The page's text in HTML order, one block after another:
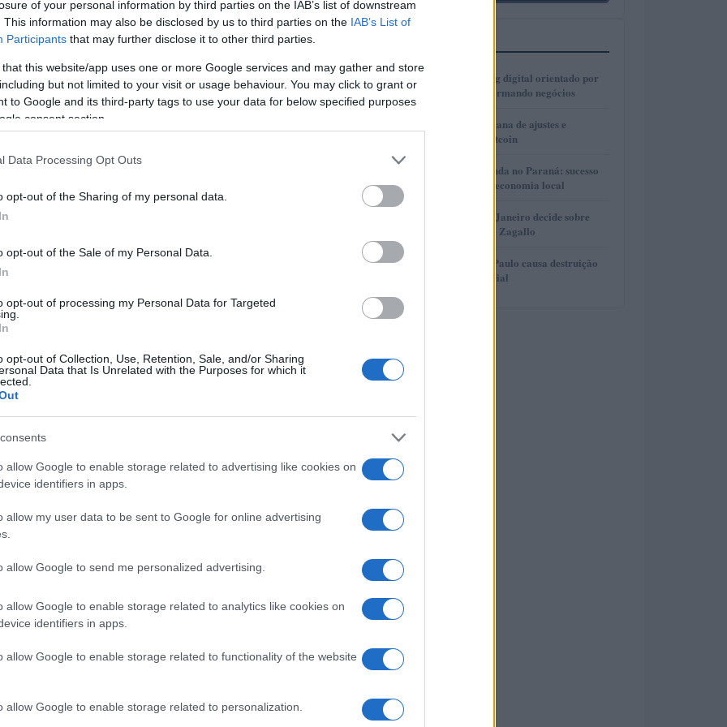
of your personal information by third parties on the IAB’s list of downstream
This information may also be disclosed by us to third parties on the IAB’s List of
Participants that may further disclose it to other third parties.
that this website/app uses one or more Google services and may gather and store
but not limited to your visit or usage behaviour. You may click to grant or
to Google and its third-party tags to use your data for below specified purposes
consent section.
Data Processing Opt Outs
opt-out of the Sharing of my personal data.
opt-out of the Sale of my Personal Data.
opt-out of processing my Personal Data for Targeted
opt-out of Collection, Use, Retention, Sale, and/or Sharing
Data that Is Unrelated with the Purposes for which it
allow Google to enable storage related to advertising like cookies on
identifiers in apps.
allow my user data to be sent to Google for online advertising
allow Google to send me personalized advertising.
allow Google to enable storage related to analytics like cookies on
identifiers in apps.
allow Google to enable storage related to functionality of the website
allow Google to enable storage related to personalization.
as obrigações de reporte anteriores, mas também
que oferecem serviços de criptoativos aos
DeCripto, as prestadoras de serviços, sejam
reportar todas as operações realizadas,
1
Como o marketing digital orientado por
dados está transformando negócios
2
Real e cripto: semana de ajustes e
dominância de Bitcoin
3
Turismo de Lavanda no Paraná: sucesso
que movimenta a economia local
Justiça do Rio de Janeiro decide sobre
divisão de bens de Zagallo
5
Incêndio em São Paulo causa destruição
em centro comercial